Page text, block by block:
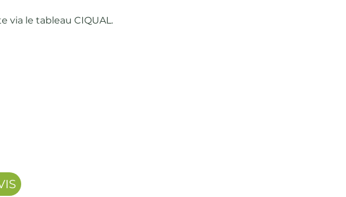
via le tableau CIQUAL.